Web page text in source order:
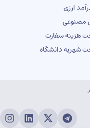
سفارت
دانشگاه